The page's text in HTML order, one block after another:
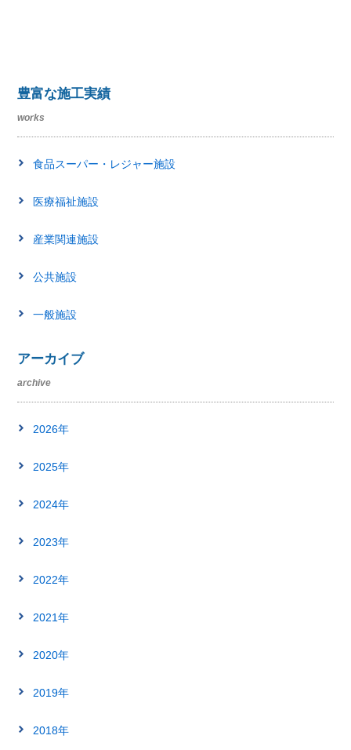
豊富な施工実績
works
食品スーパー・レジャー施設
医療福祉施設
産業関連施設
公共施設
一般施設
アーカイブ
archive
2026年
2025年
2024年
2023年
2022年
2021年
2020年
2019年
2018年